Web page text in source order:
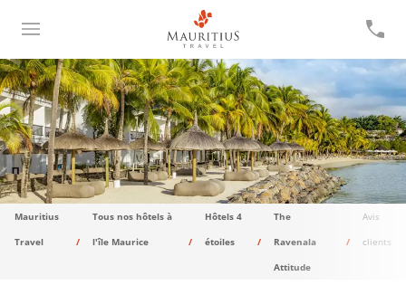
Mauritius
Travel
Tous nos hôtels à
l'île Maurice
Hôtels 4
étoiles
The
Ravenala
Attitude
Avis
clients